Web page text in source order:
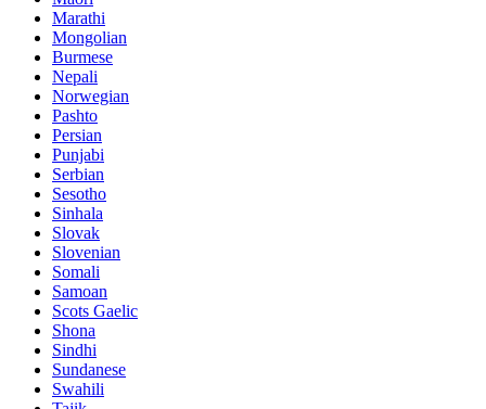
Marathi
Mongolian
Burmese
Nepali
Norwegian
Pashto
Persian
Punjabi
Serbian
Sesotho
Sinhala
Slovak
Slovenian
Somali
Samoan
Scots Gaelic
Shona
Sindhi
Sundanese
Swahili